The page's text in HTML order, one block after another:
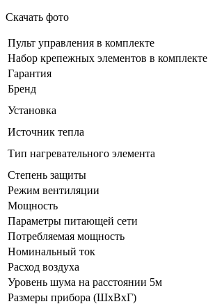
Скачать фото
Пульт управления в комплекте
Набор крепежных элементов в комплекте
Гарантия
Бренд
Установка
Источник тепла
Тип нагревательного элемента
Степень защиты
Режим вентиляции
Мощность
Параметры питающей сети
Потребляемая мощность
Номинальный ток
Расход воздуха
Уровень шума на расстоянии 5м
Размеры прибора (ШхВхГ)